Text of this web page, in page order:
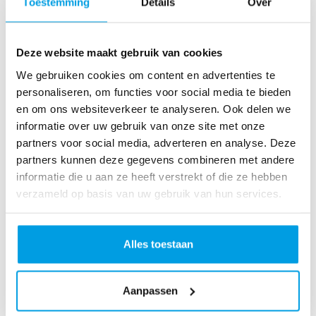
Deze website maakt gebruik van cookies
We gebruiken cookies om content en advertenties te
personaliseren, om functies voor social media te bieden
en om ons websiteverkeer te analyseren. Ook delen we
informatie over uw gebruik van onze site met onze
partners voor social media, adverteren en analyse. Deze
partners kunnen deze gegevens combineren met andere
informatie die u aan ze heeft verstrekt of die ze hebben
verzameld op basis van uw gebruik van hun services.
Alles toestaan
Aanpassen
ce
lle
rc
oa
st
er
Ru
n
Lo
ve
e
Ru
n
in